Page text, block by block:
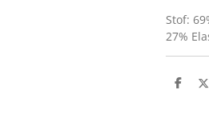
Stof:
27%
D
D